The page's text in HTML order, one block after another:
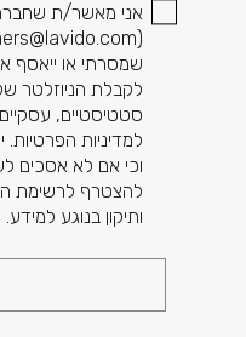
אני מאשר/ת
(
שמסרתי או ייאסף
לקבלת הניוזלטר
סטטיסטיים,
למדיניות הפרטיות.
וכי אם לא אסכים
להצטרף לרשימת
ותיקון בנוגע למידע.